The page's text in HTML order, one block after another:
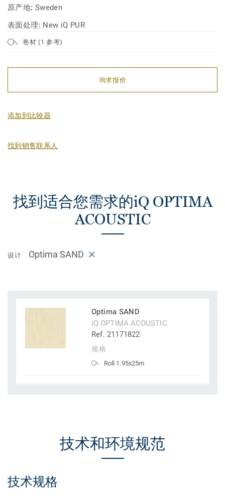
原产地: Sweden
表面处理: New iQ PUR
卷材 (1 参考)
询求报价
添加到比较器
找到销售联系人
找到适合您需求的iQ OPTIMA
ACOUSTIC
设计 Optima SAND
Optima SAND
iQ OPTIMA ACOUSTIC
Ref. 21171822
规格
Roll 1.95x25m
技术和环境规范
技术规格